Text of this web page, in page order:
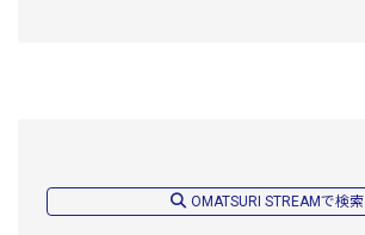
OMATSURI STREAMで検索